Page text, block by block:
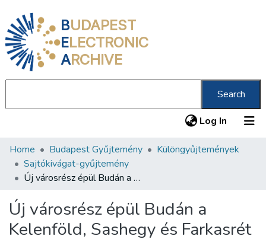
BUDAPEST
ELECTRONIC
ARCHIVE
Search
Log In (current)
Communities & Collections
All of DSpace
Statistics
About us
Home Budapest Gyűjtemény
Különgyűjtemények
Sajtókivágat-gyűjtemény
Új városrész épül Budán a Kelenföld, Sashegy és Farkasrét szabályozásával
Új városrész épül Budán a
Kelenföld, Sashegy és Farkasrét